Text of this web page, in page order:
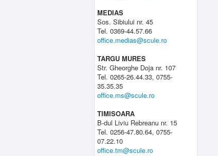
MEDIAS
Sos. Sibiului nr. 45
Tel. 0369-44.57.66
office.medias@scule.ro
TARGU MURES
Str. Gheorghe Doja nr. 107
Tel. 0265-26.44.33, 0755-
35.35.35
office.ms@scule.ro
TIMISOARA
B-dul Liviu Rebreanu nr. 15
Tel. 0256-47.80.64, 0755-
07.22.10
office.tm@scule.ro